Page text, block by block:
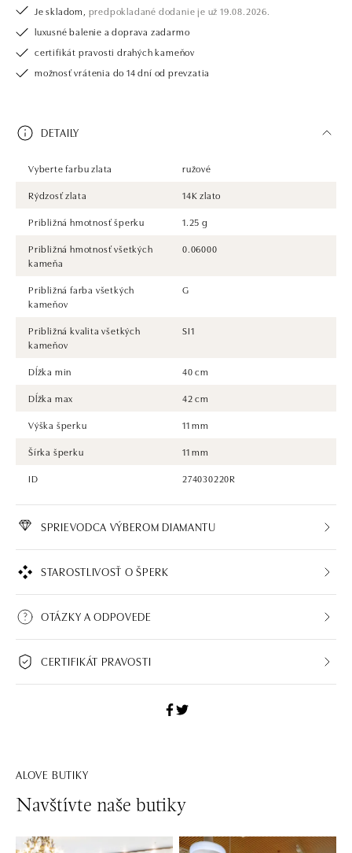
Je skladom, predpokladané dodanie je už 19.08.2026.
luxusné balenie a doprava zadarmo
certifikát pravosti drahých kameňov
možnosť vrátenia do 14 dní od prevzatia
DETAILY
Vyberte farbu zlata
ružové
Rýdzosť zlata
14K zlato
Približná hmotnosť šperku
1.25 g
Približná hmotnosť všetkých
kameňa
0.06000
Približná farba všetkých
kameňov
G
Približná kvalita všetkých
kameňov
SI1
Dĺžka min
40 cm
Dĺžka max
42 cm
Výška šperku
11 mm
Šírka šperku
11 mm
ID
274030220R
SPRIEVODCA VÝBEROM DIAMANTU
STAROSTLIVOSŤ O ŠPERK
OTÁZKY A ODPOVEDE
CERTIFIKÁT PRAVOSTI
ALOVE BUTIKY
Navštívte naše butiky